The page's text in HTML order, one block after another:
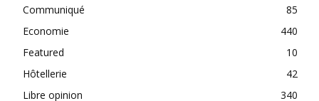
Communiqué
85
Economie
440
Featured
10
Hôtellerie
42
Libre opinion
340